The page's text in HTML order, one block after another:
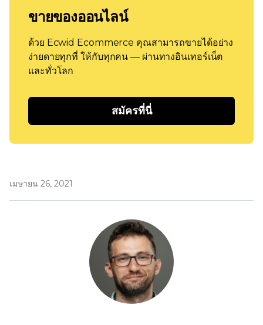
ขายของออนไลน์
ด้วย Ecwid Ecommerce คุณสามารถขายได้อย่าง
ง่ายดายทุกที่ ให้กับทุกคน — ผ่านทางอินเทอร์เน็ต
และทั่วโลก
สมัครที่นี่
เมษายน 26, 2021